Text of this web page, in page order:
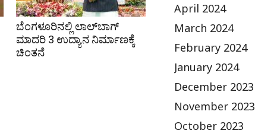
ಬೆಂಗಳೂರಿನಲ್ಲಿ ಲಾಲ್‌ಬಾಗ್
ಮಾದರಿ 3 ಉದ್ಯಾನ ನಿರ್ಮಾಣಕ್ಕೆ
ಚಿಂತನೆ
April 2024
March 2024
February 2024
January 2024
December 2023
November 2023
October 2023